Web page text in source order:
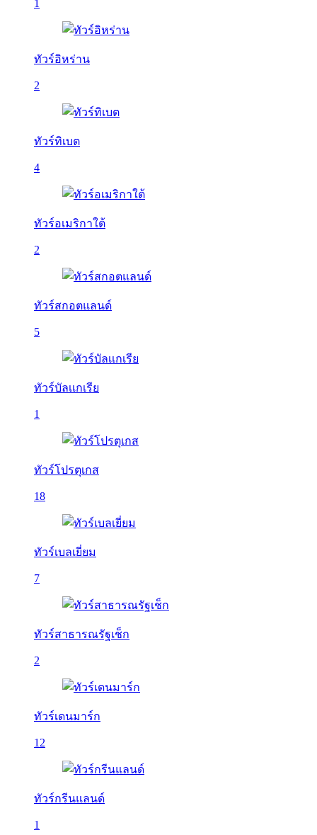
1
ทัวร์อิหร่าน
2
ทัวร์ทิเบต
4
ทัวร์อเมริกาใต้
2
ทัวร์สกอตแลนด์
5
ทัวร์บัลเเกเรีย
1
ทัวร์โปรตุเกส
18
ทัวร์เบลเยี่ยม
7
ทัวร์สาธารณรัฐเช็ก
2
ทัวร์เดนมาร์ก
12
ทัวร์กรีนแลนด์
1